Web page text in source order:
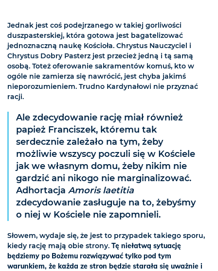
Jednak jest coś podejrzanego w takiej gorliwości
duszpasterskiej, która gotowa jest bagatelizować
jednoznaczną naukę Kościoła. Chrystus Nauczyciel i
Chrystus Dobry Pasterz jest przecież jedną i tą samą
osobą. Toteż oferowanie sakramentów komuś, kto w
ogóle nie zamierza się nawrócić, jest chyba jakimś
nieporozumieniem. Trudno Kardynałowi nie przyznać
racji.
Ale zdecydowanie rację miał również
papież Franciszek, któremu tak
serdecznie zależało na tym, żeby
możliwie wszyscy poczuli się w Kościele
jak we własnym domu, żeby nikim nie
gardzić ani nikogo nie marginalizować.
Adhortacja Amoris laetitia
zdecydowanie zasługuje na to, żebyśmy
o niej w Kościele nie zapomnieli.
Słowem, wydaje się, że jest to przypadek takiego sporu,
kiedy rację mają obie strony. Tę niełatwą sytuację
będziemy po Bożemu rozwiązywać tylko pod tym
warunkiem, że każda ze stron będzie starała się uważnie i